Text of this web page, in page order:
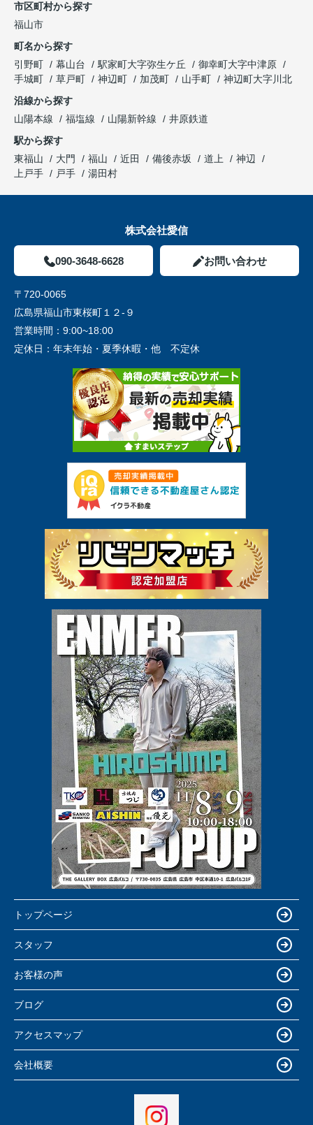
市区町村から探す
福山市
町名から探す
引野町
幕山台 駅家町大字弥生ケ丘
御幸町大字中津原
手城町
草戸町 神辺町 加茂町 山手町
神辺町大字川北
沿線から探す
山陽本線
福塩線 山陽新幹線
井原鉄道
駅から探す
東福山
大門 福山 近田 備後赤坂 道上
神辺
上戸手
戸手 湯田村
株式会社愛信
090-3648-6628 お問い合わせ
〒720-0065
広島県福山市東桜町１２-９
営業時間： 9:00~18:00
定休日： 年末年始・夏季休暇・他 不定休
トップページ
スタッフ
お客様の声
ブログ
アクセスマップ
会社概要